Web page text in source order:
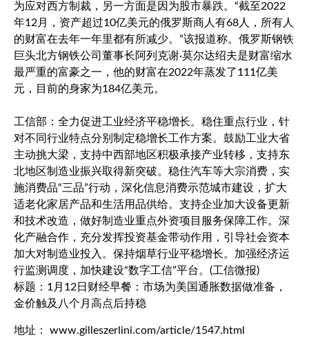
为应对西方制裁，另一方面是因为股市暴跌。“截至2022
年12月，资产超过10亿美元的俄罗斯商人有68人，所有人
的财富在去年一年里都有所减少。”该报道称。俄罗斯钢铁
巨头北方钢铁公司董事长阿列克谢·莫尔达绍夫是财富缩水
最严重的富豪之一，他的财富在2022年蒸发了111亿美
元，目前的身家为184亿美元。
工信部：全力促进工业经济平稳增长。稳住重点行业，针
对不同行业特点分别制定稳增长工作方案。鼓励工业大省
主动挑大梁，支持中西部地区积极承接产业转移，支持东
北地区制造业振兴取得新突破。稳住汽车等大宗消费，实
施消费品“三品”行动，深化信息消费示范城市建设，扩大
适老化家居产品和生活用品供给。支持企业加大设备更新
和技术改造，做好制造业重点外资项目服务保障工作。深
化产融合作，充分发挥投资基金带动作用，引导社会资本
加大对制造业投入。保持烟草行业平稳增长。加强经济运
行监测调度，加快建设“数字工信”平台。(工信微报)
标题：1月12日财经早餐：市场为美国通胀数据做准备，
金价触及八个月高点后持稳
地址： www.gilleszerlini.com/article/1547.html